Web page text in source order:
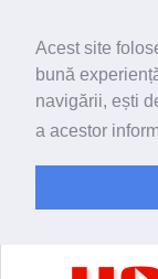
Acest site
bună
navigării, ești
a acestor